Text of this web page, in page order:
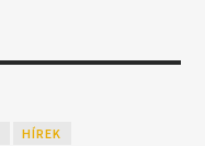
HÍREK